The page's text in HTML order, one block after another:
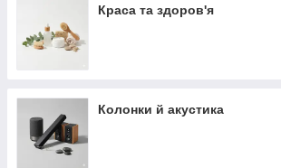
Краса та здоров'я
Колонки й акустика